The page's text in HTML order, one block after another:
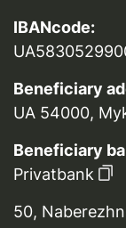
IBANcode:
Beneficiary
UA 54000,
Beneficiary
Privatbank
50,